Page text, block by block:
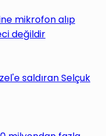
mikrofon alıp
değildir
saldıran Selçuk